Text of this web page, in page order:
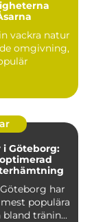
vackra natur
omgivning,
Göteborg:
har
populära
tränin...